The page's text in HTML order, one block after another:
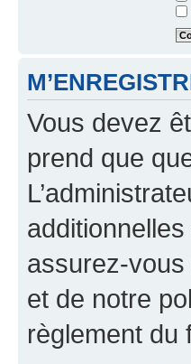
Vous devez
prend que
assurez-vous
et de notre
règlement du